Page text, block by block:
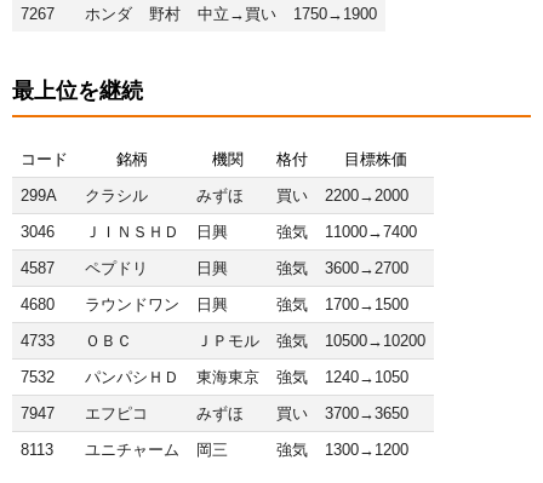
7267
ホンダ 野村 中立→買い 1750→1900
最上位を継続
コード 銘柄 機関 格付
目標株価
299A
クラシル みずほ 買い
2200→2000
3046
ＪＩＮＳＨＤ 日興 強気
11000→7400
4587
ペプドリ 日興 強気
3600→2700
4680
ラウンドワン 日興 強気
1700→1500
4733
ＯＢＣ ＪＰモル 強気
10500→10200
7532
パンパシＨＤ 東海東京 強気
1240→1050
7947
エフピコ みずほ 買い
3700→3650
8113
ユニチャーム 岡三 強気 1300→1200